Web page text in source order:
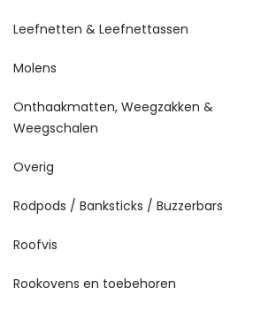
Leefnetten & Leefnettassen
Molens
Onthaakmatten, Weegzakken &
Weegschalen
Overig
Rodpods / Banksticks / Buzzerbars
Roofvis
Rookovens en toebehoren